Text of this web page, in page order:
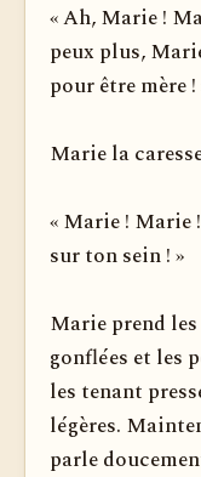
« Ah, Marie !
peux plus,
pour être mère !
Marie la
« Marie ! Marie
sur ton sein ! »
Marie prend
gonflées et les
les tenant
légères.
parle